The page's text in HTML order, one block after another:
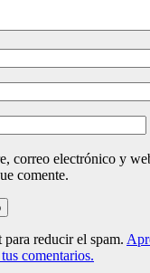
correo electrónico y
comente.
reducir el spam.
comentarios.